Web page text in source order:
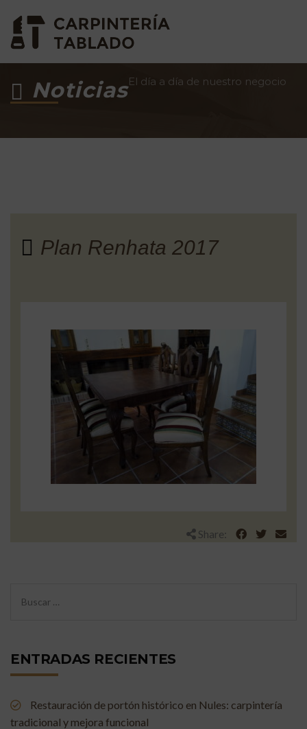
NoticiasEl día a día de nuestro negocio
Plan Renhata 2017
Share:
ENTRADAS RECIENTES
Restauración de portón histórico en Nules: carpintería
tradicional y mejora funcional